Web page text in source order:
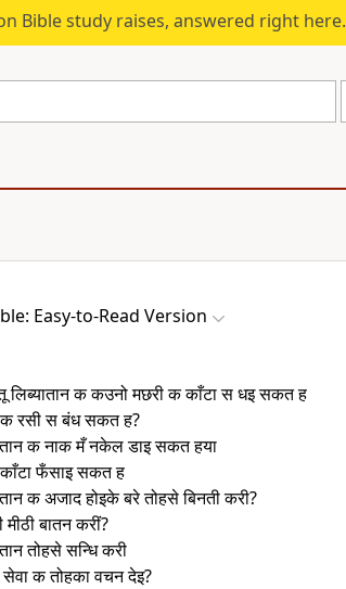
Bible study raises, answered right here.
Easy-to-Read Version
लिब्यातान क कउनो मछरी क काँटा स धइ सकत ह
रसी स बंध सकत ह?
क नाक मँ नकेल डाइ सकत हया
फँसाइ सकत ह
क अजाद होइके बरे तोहसे बिनती करी?
बातन करीं?
तोहसे सन्धि करी
सेवा क तोहका वचन देइ?